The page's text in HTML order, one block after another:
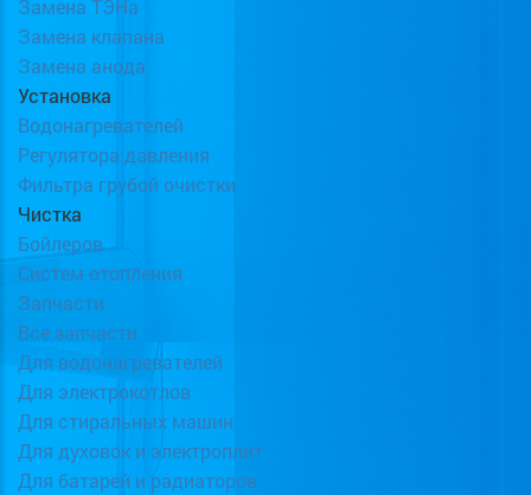
Замена ТЭНа
Замена клапана
Замена анода
Установка
Водонагревателей
Регулятора давления
Фильтра грубой очистки
Чистка
Бойлеров
Систем отопления
Запчасти
Все запчасти
Для водонагревателей
Для электрокотлов
Для стиральных машин
Для духовок и электроплит
Для батарей и радиаторов